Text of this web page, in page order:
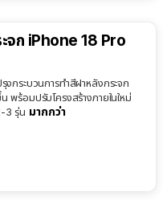
จก iPhone 18 Pro
กระบวนการทำสีฝาหลังกระจก
พร้อมปรับโครงสร้างภายในใหม่
3 รุ่น มากกว่า